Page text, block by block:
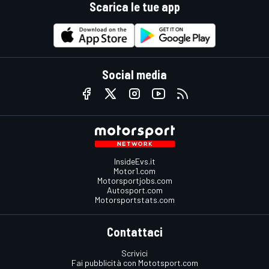
Scarica le tue app
Social media
InsideEvs.it
Motor1.com
Motorsportjobs.com
Autosport.com
Motorsportstats.com
Contattaci
Scrivici
Fai pubblicità con Mototsport.com